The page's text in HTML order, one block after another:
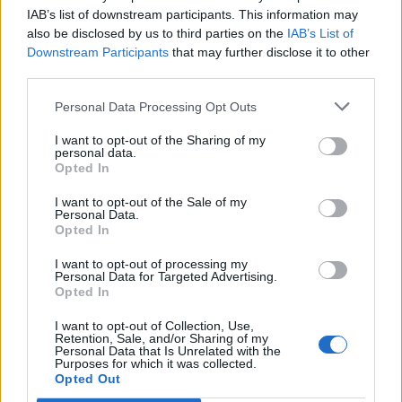
IAB’s list of downstream participants. This information may
also be disclosed by us to third parties on the IAB’s List of
Downstream Participants that may further disclose it to other
Personal Data Processing Opt Outs
I want to opt-out of the Sharing of my
personal data.
Opted In
I want to opt-out of the Sale of my
Personal Data.
Opted In
I want to opt-out of processing my
Personal Data for Targeted Advertising.
Opted In
I want to opt-out of Collection, Use,
Retention, Sale, and/or Sharing of my
Personal Data that Is Unrelated with the
Purposes for which it was collected.
Opted Out
Για την ημερομηνία των εκλογών
Αυτό το χαράτσι που τυραννά ολόκληρο τον λαό -
δεν υπάρχει βουλευτής, ή δήμαρχος που να μην
ενοχλείται από τους πολίτες - θα μπορούσε να είχε
αποφευχθεί αν είχαμε τη δύναμη να είχαμε κάνει
άρση του καμποτάζ ολοσχερώς, οπότε θα είχαν μπει
στα ταμεία της χώρας 2 δισ. ευρώ, όσα δηλαδή
αναμένουμε να πάρουμε από το χαράτσι. Λύσεις
υπήρχαν, ακόμα όμως υπάρχουν αντιρρήσεις.
Επιτρέψτε μου να πω ότι εγώ πολύ θα ήθελα τις
εκλογές - διαβάζοντας τις έρευνες και τις
αλλά δεν βλέπω ότι θα γίνουν μέσα στην ημερομηνία
η οποία ετέθη, καθόσον δεν προλαβαίνουμε να
ολοκληρώσουμε τον κύκλο των πραγμάτων που